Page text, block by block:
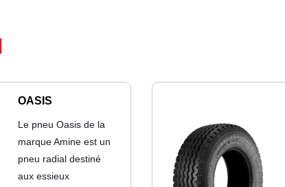
OASIS
Le pneu Oasis de la
marque Amine est un
pneu radial destiné
aux essieux